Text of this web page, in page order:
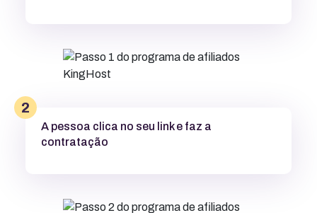
contratação